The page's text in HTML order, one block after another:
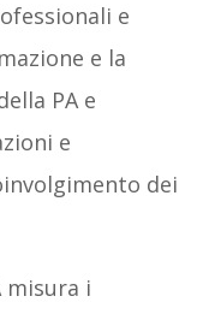
e
e la
PA e
e
dei
misura i